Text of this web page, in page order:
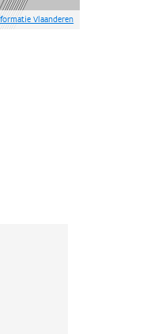
Vlaanderen